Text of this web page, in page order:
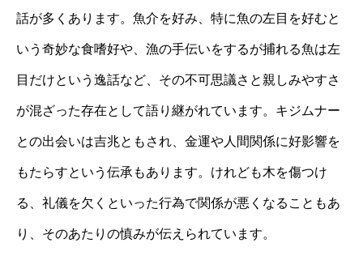
話が多くあります。魚介を好み、特に魚の左目を好むと
いう奇妙な食嗜好や、漁の手伝いをするが捕れる魚は左
目だけという逸話など、その不可思議さと親しみやすさ
が混ざった存在として語り継がれています。キジムナー
との出会いは吉兆ともされ、金運や人間関係に好影響を
もたらすという伝承もあります。けれども木を傷つけ
る、礼儀を欠くといった行為で関係が悪くなることもあ
り、そのあたりの慎みが伝えられています。